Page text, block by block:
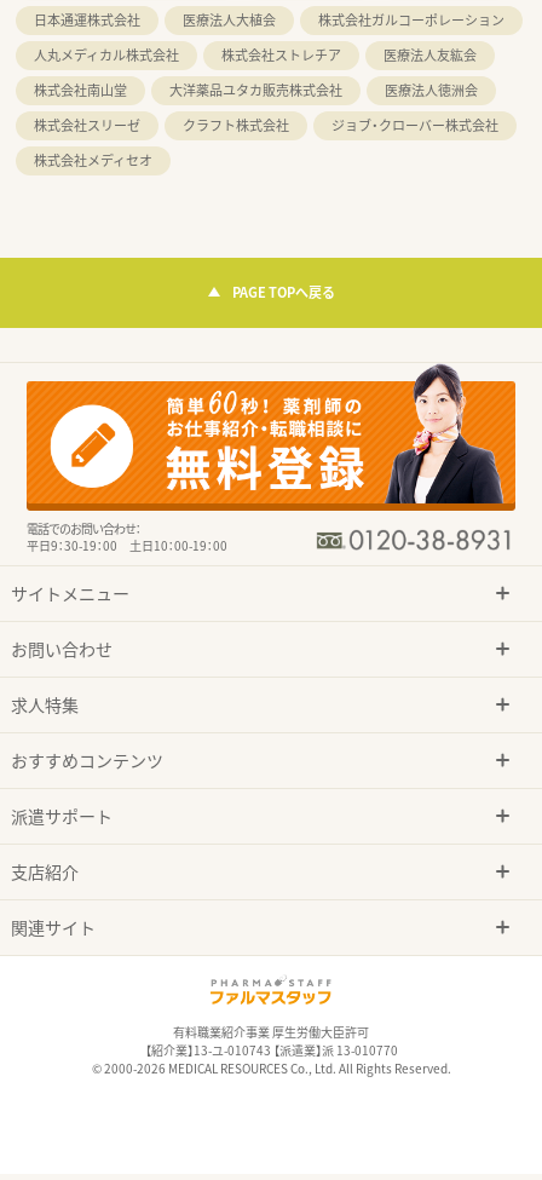
日本通運株式会社
医療法人大植会
株式会社ガルコーポレーション
人丸メディカル株式会社
株式会社ストレチア
医療法人友紘会
株式会社南山堂
大洋薬品ユタカ販売株式会社
医療法人徳洲会
株式会社スリーゼ
クラフト株式会社
ジョブ・クローバー株式会社
株式会社メディセオ
PAGE TOPへ戻る
電話でのお問い合わせ：
平日9：30-19：00 土日10：00-19：00
サイトメニュー
お問い合わせ
求人特集
おすすめコンテンツ
派遣サポート
支店紹介
関連サイト
有料職業紹介事業 厚生労働大臣許可
【紹介業】13-ユ-010743 【派遣業】派 13-010770
© 2000-2026 MEDICAL RESOURCES Co., Ltd. All Rights Reserved.